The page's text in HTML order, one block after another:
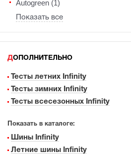
Autogreen (1)
Показать все
ДОПОЛНИТЕЛЬНО
Тесты летних Infinity
Тесты зимних Infinity
Тесты всесезонных Infinity
Показать в каталоге:
Шины Infinity
Летние шины Infinity